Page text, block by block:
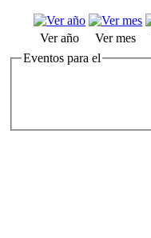
Ver año Ver mes
Eventos para el